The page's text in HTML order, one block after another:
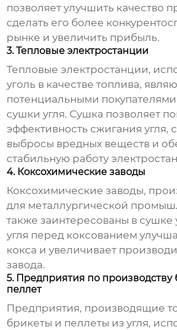
позволяет улучшить качество
сделать его более
рынке и увеличить прибыль.
3. Тепловые электростанции
Тепловые электростанции,
уголь в качестве топлива,
потенциальными
сушки угля. Сушка позволяет
эффективность сжигания угля,
выбросы вредных веществ и
стабильную работу
4. Коксохимические заводы
Коксохимические заводы,
для металлургической
также заинтересованы в сушке
угля перед коксованием
кокса и увеличивает
завода.
5. Предприятия по производству
пеллет
Предприятия, производящие
брикеты и пеллеты из угля,